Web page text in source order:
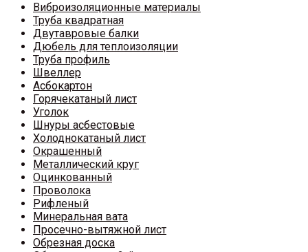
Виброизоляционные материалы
Труба квадратная
Двутавровые балки
Дюбель для теплоизоляции
Труба профиль
Швеллер
Асбокартон
Горячекатаный лист
Уголок
Шнуры асбестовые
Холоднокатаный лист
Окрашенный
Металлический круг
Оцинкованный
Проволока
Рифленый
Минеральная вата
Просечно-вытяжной лист
Обрезная доска